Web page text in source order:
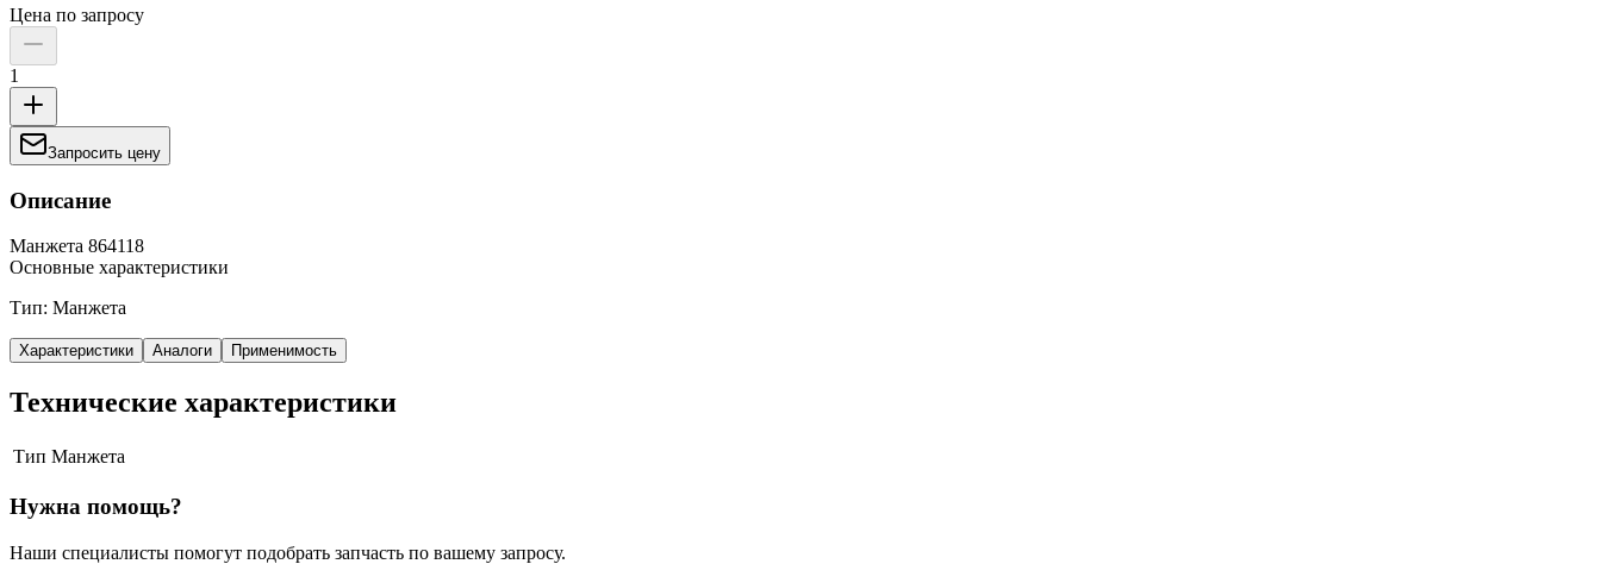
Цена по запросу
1
Запросить цену
Описание
Манжета 864118
Основные характеристики
Тип: Манжета
Характеристики Аналоги Применимость
Технические характеристики
Тип Манжета
Нужна помощь?
Наши специалисты помогут подобрать запчасть по вашему запросу.